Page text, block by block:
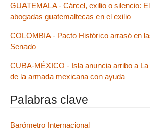
GUATEMALA - Cárcel, exilio o silencio:
abogadas guatemaltecas en el exilio
COLOMBIA - Pacto Histórico arrasó en
Senado
CUBA-MÉXICO - Isla anuncia arribo a
de la armada mexicana con ayuda
Palabras clave
Barómetro Internacional